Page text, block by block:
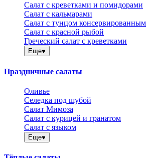
Салат с креветками и помидорами
Салат с кальмарами
Салат с тунцом консервированным
Салат с красной рыбой
Греческий салат с креветками
Еще
Праздничные салаты
Оливье
Селедка под шубой
Салат Мимоза
Салат с курицей и гранатом
Салат с языком
Еще